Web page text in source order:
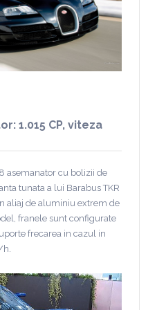
1.015 CP, viteza
asemanator cu bolizii de
tunata a lui Barabus TKR
aliaj de aluminiu extrem de
franele sunt configurate
frecarea in cazul in
h.